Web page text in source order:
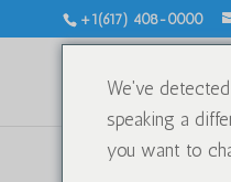
+1(617) 408-0000
We've
speaking a
you want to